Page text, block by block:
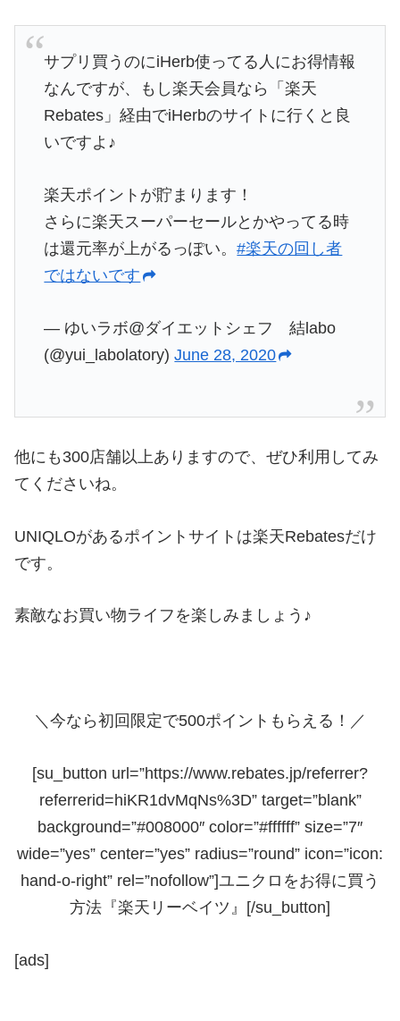
サプリ買うのにiHerb使ってる人にお得情報
なんですが、もし楽天会員なら「楽天
Rebates」経由でiHerbのサイトに行くと良
いですよ♪
楽天ポイントが貯まります！
さらに楽天スーパーセールとかやってる時
は還元率が上がるっぽい。#楽天の回し者
ではないです
— ゆいラボ@ダイエットシェフ 結labo
(@yui_labolatory)June 28, 2020
他にも300店舗以上ありますので、ぜひ利用してみ
てくださいね。
UNIQLOがあるポイントサイトは楽天Rebatesだけ
です。
素敵なお買い物ライフを楽しみましょう♪
＼今なら初回限定で500ポイントもらえる！／
[su_button url=”https://www.rebates.jp/referrer?
referrerid=hiKR1dvMqNs%3D” target=”blank”
background=”#008000″ color=”#ffffff” size=”7″
wide=”yes” center=”yes” radius=”round” icon=”icon:
hand-o-right” rel=”nofollow”]ユニクロをお得に買う
方法『楽天リーベイツ』[/su_button]
[ads]